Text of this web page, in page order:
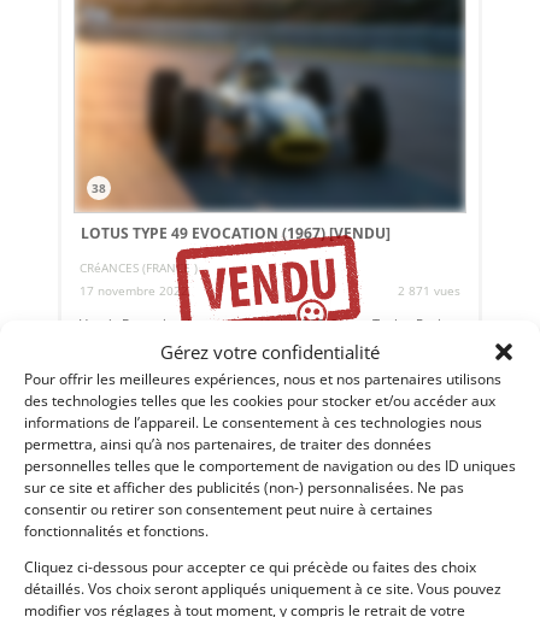
Gérez votre confidentialité
Pour offrir les meilleures expériences, nous et nos partenaires utilisons
des technologies telles que les cookies pour stocker et/ou accéder aux
informations de l’appareil. Le consentement à ces technologies nous
permettra, ainsi qu’à nos partenaires, de traiter des données
personnelles telles que le comportement de navigation ou des ID uniques
sur ce site et afficher des publicités (non-) personnalisées. Ne pas
consentir ou retirer son consentement peut nuire à certaines
fonctionnalités et fonctions.
Cliquez ci-dessous pour accepter ce qui précède ou faites des choix
détaillés. Vos choix seront appliqués uniquement à ce site. Vous pouvez
modifier vos réglages à tout moment, y compris le retrait de votre
38
LOTUS TYPE 49 EVOCATION (1967)[VENDU]
CRéANCES (FRANCE )
17 novembre 2022
2 871 vues
Vends Evocation Lotus type 49 de 1967, Stuart Taylor Racing
Warner pour le film ‘The man of U.N.C.L.E.’. Visible sur RDV.
Vendu par : Paul ANCELIN
83 000